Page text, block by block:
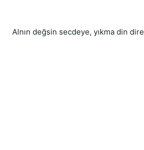
Alnın değsin secdeye, yıkma din